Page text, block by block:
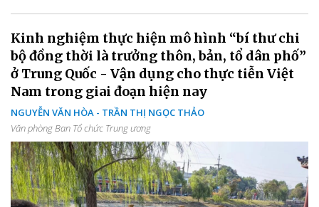
Kinh nghiệm thực hiện mô hình “bí thư chi
bộ đồng thời là trưởng thôn, bản, tổ dân phố”
ở Trung Quốc - Vận dụng cho thực tiễn Việt
Nam trong giai đoạn hiện nay
NGUYỄN VĂN HÒA - TRẦN THỊ NGỌC THẢO
Văn phòng Ban Tổ chức Trung ương